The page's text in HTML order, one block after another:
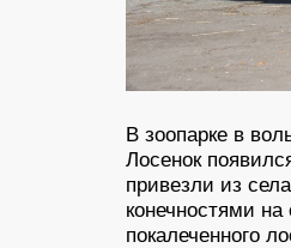
В зоопарке в
Лосенок
привезли из
конечностями
покалеченного